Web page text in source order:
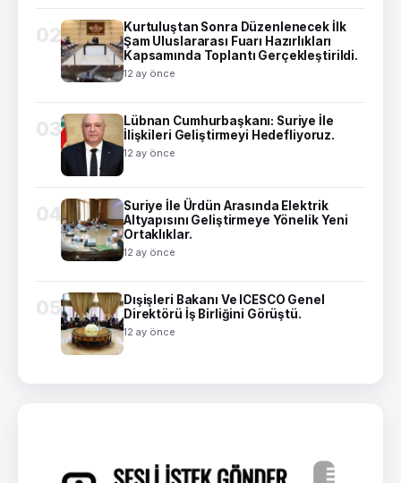
02
Kurtuluştan Sonra Düzenlenecek İlk
Şam Uluslararası Fuarı Hazırlıkları
Kapsamında Toplantı Gerçekleştirildi.
12 ay önce
03
Lübnan Cumhurbaşkanı: Suriye İle
İlişkileri Geliştirmeyi Hedefliyoruz.
12 ay önce
04
Suriye İle Ürdün Arasında Elektrik
Altyapısını Geliştirmeye Yönelik Yeni
Ortaklıklar.
12 ay önce
05
Dışişleri Bakanı Ve ICESCO Genel
Direktörü İş Birliğini Görüştü.
12 ay önce